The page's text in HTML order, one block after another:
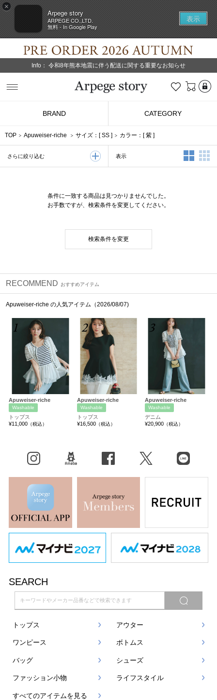
×
Arpege story
ARPEGE CO.,LTD.
無料 - In Google Play
表示
Info： 令和8年熊本地震に伴う配送に関する重要なお知らせ
お気に入り
BRAND CATEGORY
TOP Apuweiser-riche サイズ：[SS ] カラー：[紫 ]
さらに絞り込む 表示 2列表示
条件に一致する商品は見つかりませんでした。
お手数ですが、検索条件を変更してください。
検索条件を変更
RECOMMEND おすすめアイテム
Apuweiser-riche の人気アイテム（2026/08/07)
1
Apuweiser-riche
Washable
トップス
¥11,000（税込）
2
Apuweiser-riche
Washable
トップス
¥16,500（税込）
3
Apuweiser-riche
Washable
デニム
¥20,900 （税込）
X（旧Twitter） LINE
SEARCH
トップス アウター
ワンピース ボトムス
バッグ シューズ
ファッション小物 ライフスタイル
すべてのアイテムを見る